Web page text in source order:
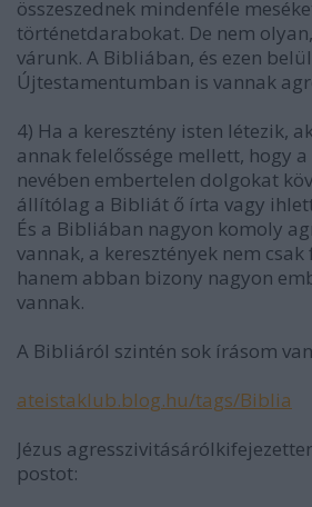
összeszednek mindenféle
történetdarabokat. De nem
várunk. A Bibliában, és ezen
Újtestamentumban is vannak
4) Ha a keresztény isten létezik,
annak felelőssége mellett, hogy
nevében embertelen dolgokat
állítólag a Bibliát ő írta vagy
És a Bibliában nagyon komoly
vannak, a keresztények nem
hanem abban bizony nagyon
vannak.
A Bibliáról szintén sok írásom
ateistaklub.blog.hu/tags/Biblia
Jézus
postot: